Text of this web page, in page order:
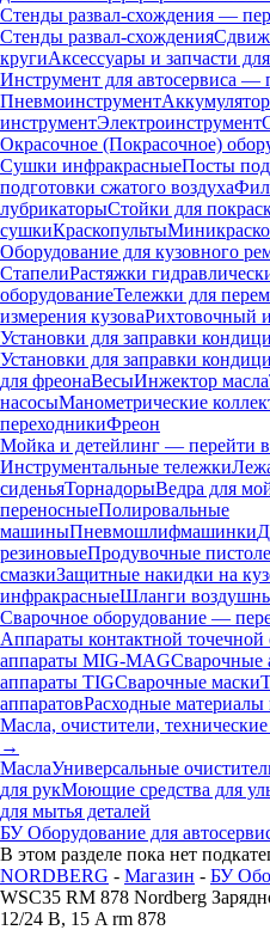
Стенды развал-схождения —
Стенды развал-схождения
кругиАксессуары и запчасти
Инструмент для автосервиса —
Пневмоинструмент
инструментЭлектроинструмент
Окрасочное (Покрасочное)
Сушки инфракрасныеПосты
подготовки сжатого воздуха
лубрикаторыСтойки для
сушкиКраскопульты
Оборудование для кузовного
СтапелиРастяжки
оборудованиеТележки для
измерения кузоваРихтовочный
Установки для заправки
Установки для заправки
для фреонаВесыИнжектор масла
насосыМанометрические
переходникиФреон
Мойка и детейлинг — перейти
Инструментальные тележки
сиденьяТорнадорыВедра для
переносныеПолировальные
машиныПневмошлифмашинки
резиновыеПродувочные
смазкиЗащитные накидки на
инфракрасныеШланги
Сварочное оборудование —
Аппараты контактной точечной
аппараты MIG-MAGСварочные
аппараты TIGСварочные маски
аппаратовРасходные материалы
Масла, очистители,
→
МаслаУниверсальные
для рукМоющие средства для
для мытья деталей
БУ Оборудование для
В этом разделе пока нет
NORDBERG - Магазин - БУ
WSC35 RM 878 Nordberg
12/24 В, 15 A rm 878